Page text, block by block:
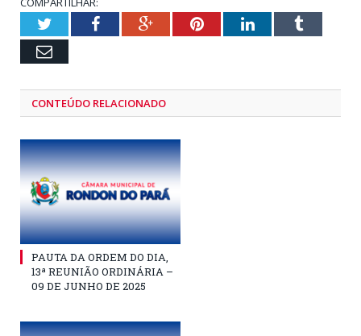
TwitterFacebookGoogle+PinterestLinkedInTumblr
Email
CONTEÚDO RELACIONADO
PAUTA DA ORDEM DO DIA,
13ª REUNIÃO ORDINÁRIA –
09 DE JUNHO DE 2025